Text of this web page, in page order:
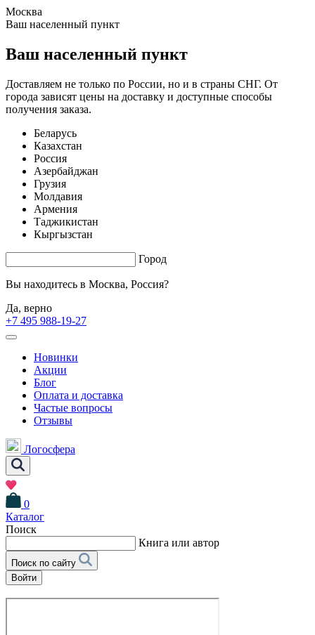
Москва
Ваш населенный пункт
Ваш населенный пункт
Доставляем не только по России, но и в страны СНГ. От
города зависят цены на доставку и доступные способы
получения заказа.
Беларусь
Казахстан
Россия
Азербайджан
Грузия
Молдавия
Армения
Таджикистан
Кыргызстан
Город
Вы находитесь в Москва, Россия?
Да, верно
+7 495 988-19-27
Новинки
Акции
Блог
Оплата и доставка
Частые вопросы
Отзывы
Логосфера
0
Каталог
Поиск
Книга или автор
Поиск по сайту
Войти